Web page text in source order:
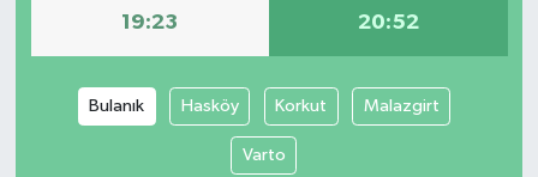
19:23 20:52
Bulanık Hasköy Korkut Malazgirt
Varto